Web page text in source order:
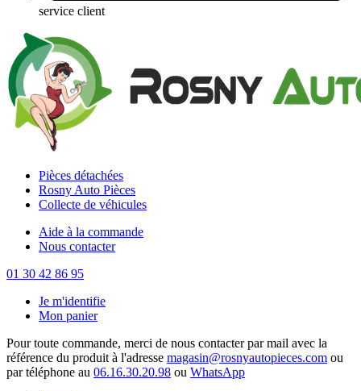
service client
Pièces détachées
Rosny Auto Pièces
Collecte de véhicules
Aide à la commande
Nous contacter
01 30 42 86 95
Je m'identifie
Mon panier
Pour toute commande, merci de nous contacter par mail avec la
référence du produit à l'adresse magasin@rosnyautopieces.com ou
par téléphone au 06.16.30.20.98 ou WhatsApp